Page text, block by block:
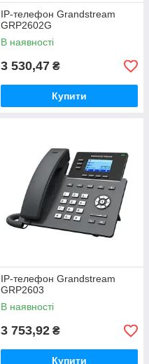
IP-телефон Grandstream
GRP2602G
В наявності
3 530,47 ₴
Купити
IP-телефон Grandstream
GRP2603
В наявності
3 753,92 ₴
Купити